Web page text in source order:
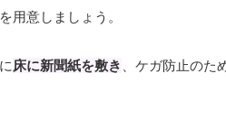
用意しましょう。
床に新聞紙を敷き 、ケガ防止のた